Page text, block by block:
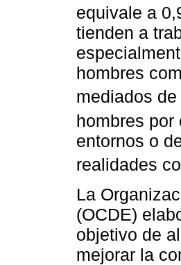
equivale a
tienden a
hombres
mediados
hombres por
entornos o
realidades
La
(OCDE)
objetivo de
mejorar la